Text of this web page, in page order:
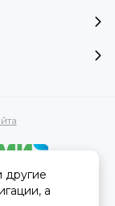
касающаяся
носит
другие
а